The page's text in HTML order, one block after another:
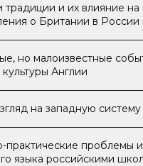
традиции и их влияние
о Британии в России
но малоизвестные
Англии
на западную
практические проблемы
языка российскими